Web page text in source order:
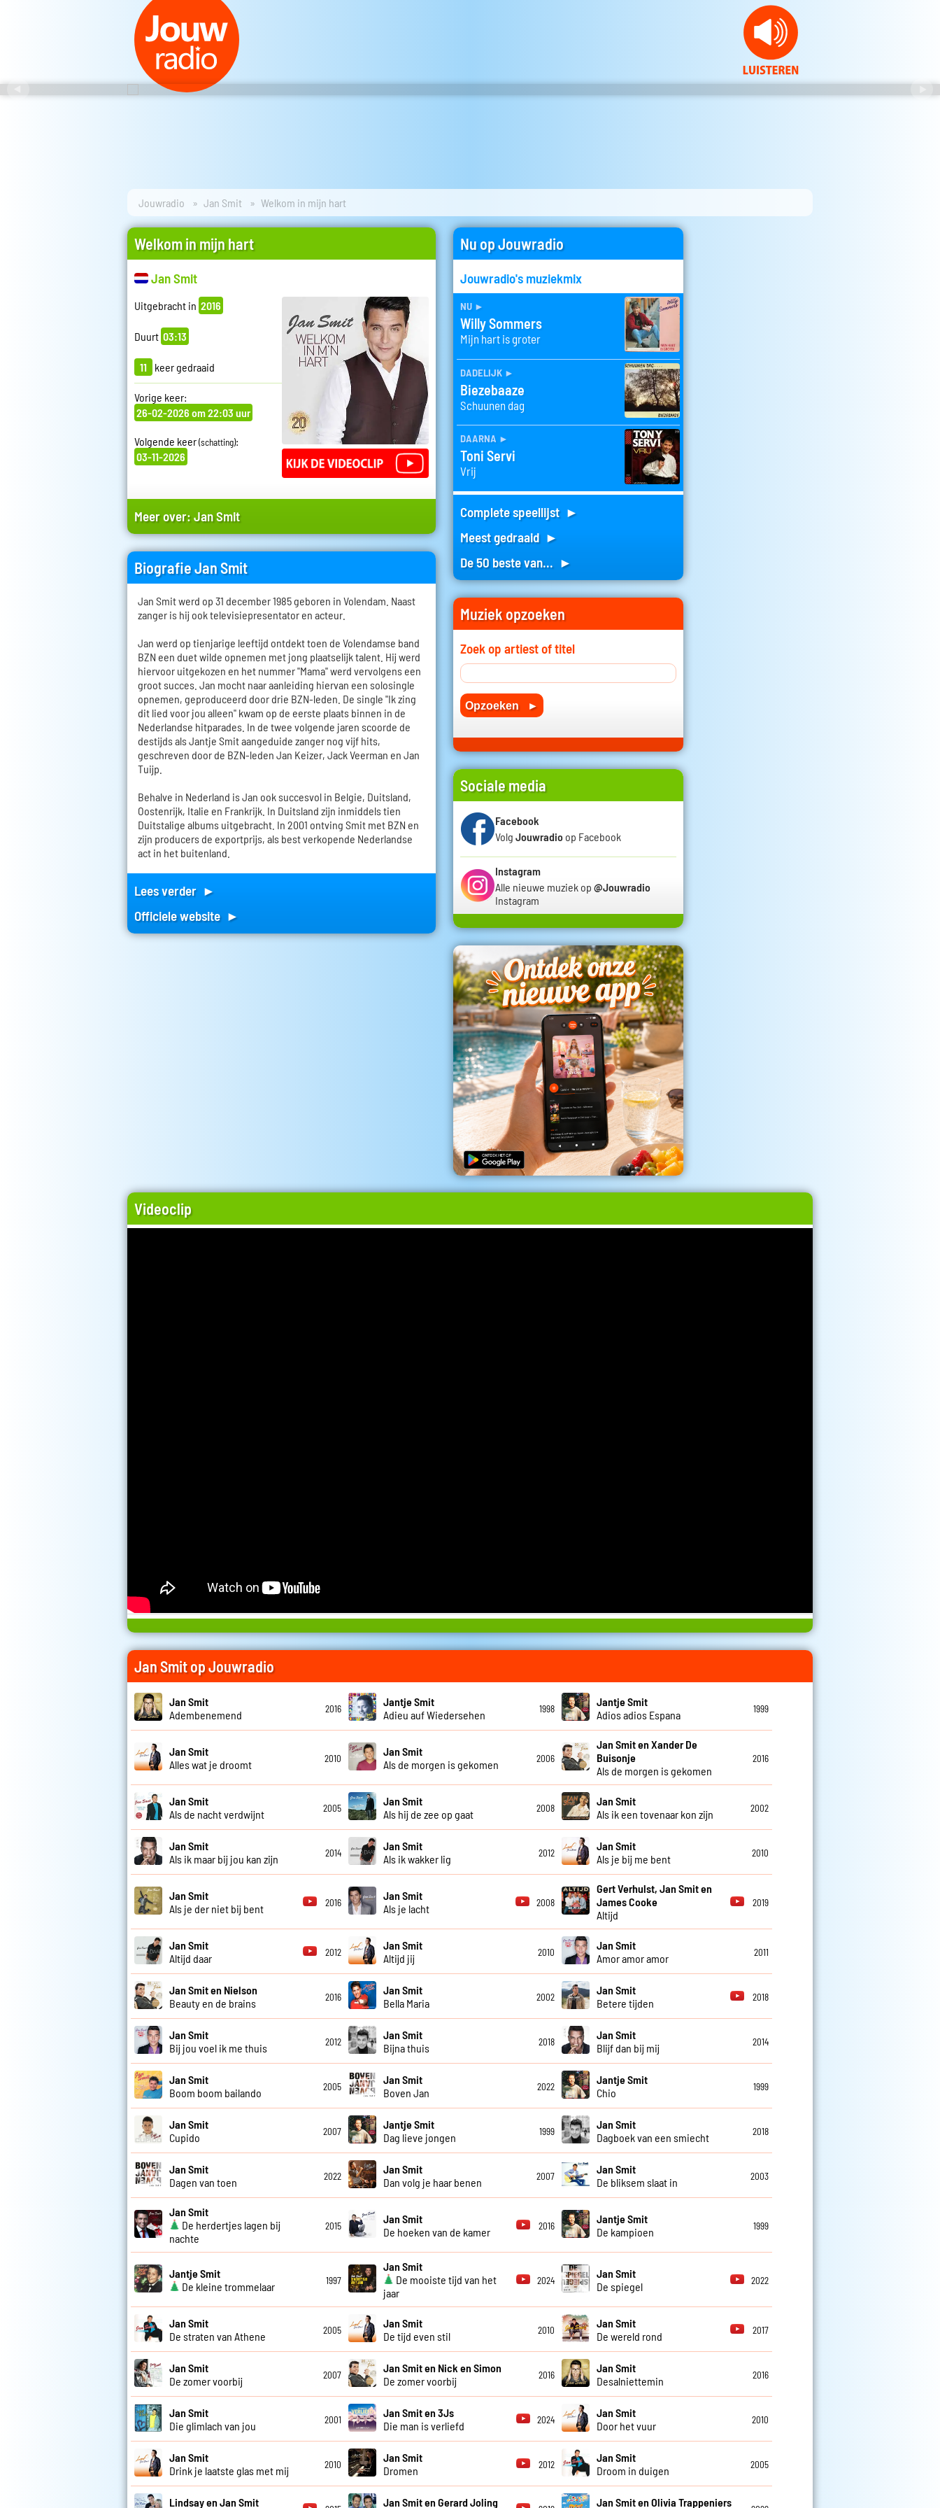
Jouwradio Jan Smit Welkom in mijn hart
Welkom in mijn hart
Jan Smit
Uitgebracht in 2016
Duurt 03:13
11 keer gedraaid
Vorige keer:
26-02-2026 om 22:03 uur
Volgende keer(schatting):
03-11-2026
Meer over:Jan Smit
Biografie Jan Smit
Jan Smit werd op 31 december 1985 geboren in Volendam. Naast
zanger is hij ook televisiepresentator en acteur.
Jan werd op tienjarige leeftijd ontdekt toen de Volendamse band
BZN een duet wilde opnemen met jong plaatselijk talent. Hij werd
hiervoor uitgekozen en het nummer "Mama" werd vervolgens een
groot succes. Jan mocht naar aanleiding hiervan een solosingle
opnemen, geproduceerd door drie BZN-leden. De single "Ik zing
dit lied voor jou alleen" kwam op de eerste plaats binnen in de
Nederlandse hitparades. In de twee volgende jaren scoorde de
destijds als Jantje Smit aangeduide zanger nog vijf hits,
geschreven door de BZN-leden Jan Keizer, Jack Veerman en Jan
Tuijp.
Behalve in Nederland is Jan ook succesvol in Belgie, Duitsland,
Oostenrijk, Italie en Frankrijk. In Duitsland zijn inmiddels tien
Duitstalige albums uitgebracht. In 2001 ontving Smit met BZN en
zijn producers de exportprijs, als best verkopende Nederlandse
act in het buitenland.
Lees verder ►
Officiele website ►
Nu op Jouwradio
Jouwradio's muziekmix
nu ►
Willy Sommers
Mijn hart is groter
dadelijk ►
Biezebaaze
Schuunen dag
daarna ►
Toni Servi
Vrij
Complete speellijst ►
Meest gedraaid ►
De 50 beste van... ►
Muziek opzoeken
Zoek op artiest of titel
Sociale media
Facebook
Volg Jouwradio op Facebook
Instagram
Alle nieuwe muziek op @Jouwradio
Instagram
Videoclip
Jan Smit op Jouwradio
Jan Smit
Adembenemend
2016
Jantje Smit
Adieu auf Wiedersehen
1998
Jantje Smit
Adios adios Espana
1999
Jan Smit
Alles wat je droomt
2010
Jan Smit
Als de morgen is gekomen
2006
Jan Smit en Xander De
Buisonje
Als de morgen is gekomen
2016
Jan Smit
Als de nacht verdwijnt
2005
Jan Smit
Als hij de zee op gaat
2008
Jan Smit
Als ik een tovenaar kon zijn
2002
Jan Smit
Als ik maar bij jou kan zijn
2014
Jan Smit
Als ik wakker lig
2012
Jan Smit
Als je bij me bent
2010
Jan Smit
Als je der niet bij bent
2016
Jan Smit
Als je lacht
2008
Gert Verhulst, Jan Smit en
James Cooke
Altijd
2019
Jan Smit
Altijd daar
2012
Jan Smit
Altijd jij
2010
Jan Smit
Amor amor amor
2011
Jan Smit en Nielson
Beauty en de brains
2016
Jan Smit
Bella Maria
2002
Jan Smit
Betere tijden
2018
Jan Smit
Bij jou voel ik me thuis
2012
Jan Smit
Bijna thuis
2018
Jan Smit
Blijf dan bij mij
2014
Jan Smit
Boom boom bailando
2005
Jan Smit
Boven Jan
2022
Jantje Smit
Chio
1999
Jan Smit
Cupido
2007
Jantje Smit
Dag lieve jongen
1999
Jan Smit
Dagboek van een smiecht
2018
Jan Smit
Dagen van toen
2022
Jan Smit
Dan volg je haar benen
2007
Jan Smit
De bliksem slaat in
2003
Jan Smit
De herdertjes lagen bij
nachte
2015
Jan Smit
De hoeken van de kamer
2016
Jantje Smit
De kampioen
1999
Jantje Smit
De kleine trommelaar
1997
Jan Smit
De mooiste tijd van het
jaar
2024
Jan Smit
De spiegel
2022
Jan Smit
De straten van Athene
2005
Jan Smit
De tijd even stil
2010
Jan Smit
De wereld rond
2017
Jan Smit
De zomer voorbij
2007
Jan Smit en Nick en Simon
De zomer voorbij
2016
Jan Smit
Desalniettemin
2016
Jan Smit
Die glimlach van jou
2001
Jan Smit en 3Js
Die man is verliefd
2024
Jan Smit
Door het vuur
2010
Jan Smit
Drink je laatste glas met mij
2010
Jan Smit
Dromen
2012
Jan Smit
Droom in duigen
2005
Lindsay en Jan Smit Jan Smit en Gerard Joling Jan Smit en Olivia Trappeniers